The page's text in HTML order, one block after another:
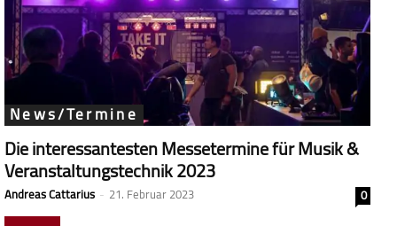
News/Termine
Die interessantesten Messetermine für Musik &
Veranstaltungstechnik 2023
Andreas Cattarius - 21. Februar 2023
0